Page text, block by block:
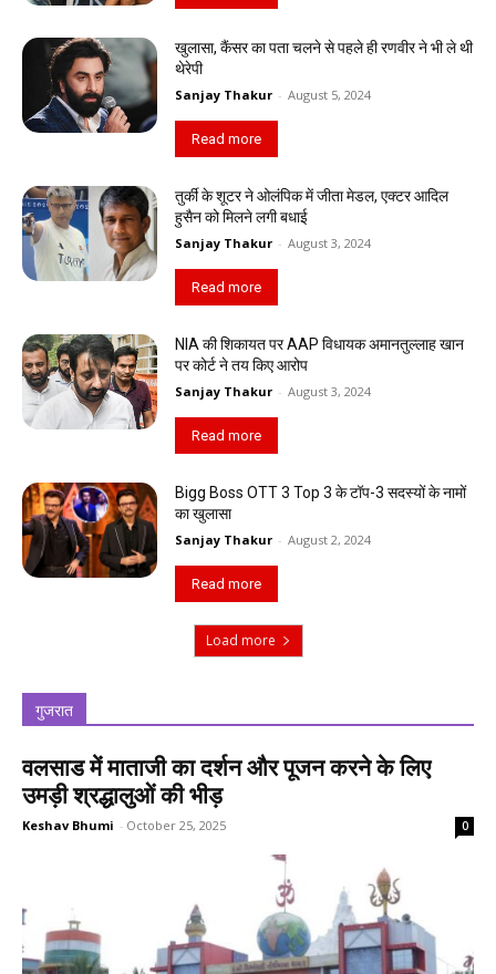
खुलासा, कैंसर का पता चलने से पहले ही रणवीर ने भी ले थी
थेरेपी
Sanjay Thakur - August 5, 2024
Read more
तुर्की के शूटर ने ओलंपिक में जीता मेडल, एक्टर आदिल
हुसैन को मिलने लगी बधाई
Sanjay Thakur - August 3, 2024
Read more
NIA की शिकायत पर AAP विधायक अमानतुल्लाह खान
पर कोर्ट ने तय किए आरोप
Sanjay Thakur - August 3, 2024
Read more
Bigg Boss OTT 3 Top 3 के टॉप-3 सदस्यों के नामों
का खुलासा
Sanjay Thakur - August 2, 2024
Read more
Load more
गुजरात
वलसाड में माताजी का दर्शन और पूजन करने के लिए
उमड़ी श्रद्धालुओं की भीड़
Keshav Bhumi - October 25, 2025 0